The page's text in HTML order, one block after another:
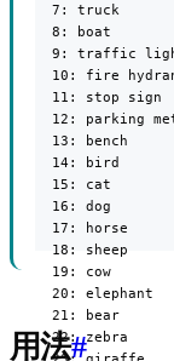
  7: truck
  8: boat
9: traffic
10: fire
  11: stop sign
12: parking
  13: bench
  14: bird
  15: cat
  16: dog
  17: horse
  18: sheep
  19: cow
  20: elephant
  21: bear
  22: zebra
用法#